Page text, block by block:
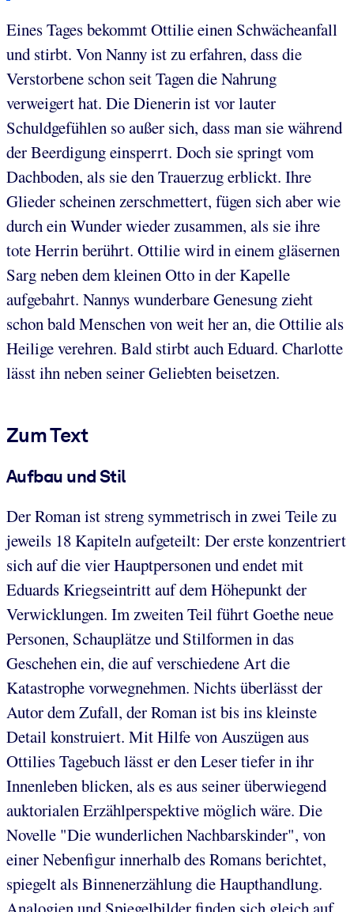
Eines Tages bekommt Ottilie einen Schwächeanfall
und stirbt. Von Nanny ist zu erfahren, dass die
Verstorbene schon seit Tagen die Nahrung
verweigert hat. Die Dienerin ist vor lauter
Schuldgefühlen so außer sich, dass man sie während
der Beerdigung einsperrt. Doch sie springt vom
Dachboden, als sie den Trauerzug erblickt. Ihre
Glieder scheinen zerschmettert, fügen sich aber wie
durch ein Wunder wieder zusammen, als sie ihre
tote Herrin berührt. Ottilie wird in einem gläsernen
Sarg neben dem kleinen Otto in der Kapelle
aufgebahrt. Nannys wunderbare Genesung zieht
schon bald Menschen von weit her an, die Ottilie als
Heilige verehren. Bald stirbt auch Eduard. Charlotte
lässt ihn neben seiner Geliebten beisetzen.
Zum Text
Aufbau und Stil
Der Roman ist streng symmetrisch in zwei Teile zu
jeweils 18 Kapiteln aufgeteilt: Der erste konzentriert
sich auf die vier Hauptpersonen und endet mit
Eduards Kriegseintritt auf dem Höhepunkt der
Verwicklungen. Im zweiten Teil führt Goethe neue
Personen, Schauplätze und Stilformen in das
Geschehen ein, die auf verschiedene Art die
Katastrophe vorwegnehmen. Nichts überlässt der
Autor dem Zufall, der Roman ist bis ins kleinste
Detail konstruiert. Mit Hilfe von Auszügen aus
Ottilies Tagebuch lässt er den Leser tiefer in ihr
Innenleben blicken, als es aus seiner überwiegend
auktorialen Erzählperspektive möglich wäre. Die
Novelle "Die wunderlichen Nachbarskinder", von
einer Nebenfigur innerhalb des Romans berichtet,
spiegelt als Binnenerzählung die Haupthandlung.